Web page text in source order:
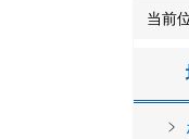
当前